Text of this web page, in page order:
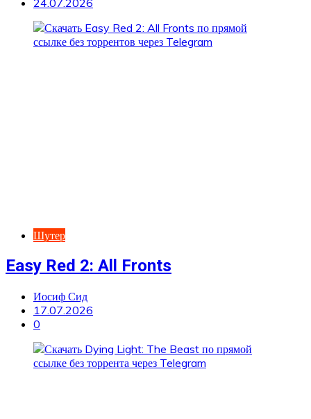
24.07.2026
Шутер
Easy Red 2: All Fronts
Иосиф Сид
17.07.2026
0